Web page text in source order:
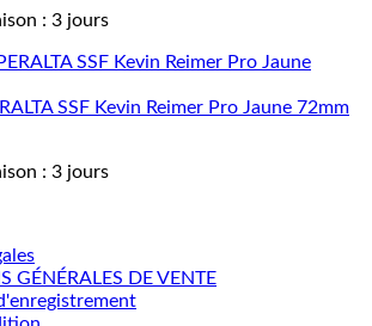
: 3 jours
SSF Kevin Reimer Pro Jaune 72mm
: 3 jours
GÉNÉRALES DE VENTE